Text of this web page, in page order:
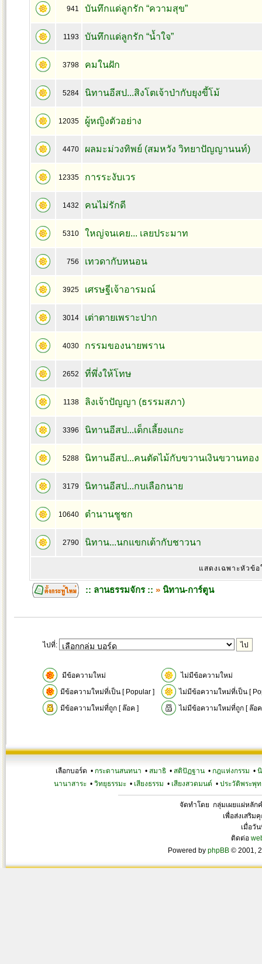
941 บันทึกแด่ลูกรัก “ความสุข”
1193 บันทึกแด่ลูกรัก “น้ำใจ”
3798 คมในฝัก
5284 นิทานอีสป...สิงโตเจ้าป่ากับยุงขี้โม้
12035 ผู้หญิงตัวอย่าง
4470 ผลมะม่วงทิพย์ (สมหวัง วิทยาปัญญานนท์)
12335 การระงับเวร
1432 คนไม่รักดี
5310 ใหญ่จนเคย... เลยประมาท
756 เทวดากับหนอน
3925 เศรษฐีเจ้าอารมณ์
3014 เต่าตายเพราะปาก
4030 กรรมของนายพราน
2652 ที่พึ่งให้โทษ
1138 ลิงเจ้าปัญญา (ธรรมสภา)
3396 นิทานอีสป...เด็กเลี้ยงแกะ
5288 นิทานอีสป...คนตัดไม้กับขวานเงินขวานทอง
3179 นิทานอีสป...กบเลือกนาย
10640 ตำนานชูชก
2790 นิทาน...นกแขกเต้ากับชาวนา
แสดงเฉพาะหัวข้อ
:: ลานธรรมจักร :: » นิทาน-การ์ตูน
ไปที่:
มีข้อความใหม่
ไม่มีข้อความใหม่
มีข้อความใหม่ที่เป็น [ Popular ]
ไม่มีข้อความใหม่ที่เป็น [
มีข้อความใหม่ที่ถูก [ ล๊อค ]
ไม่มีข้อความใหม่ที่ถูก [ ล๊อ
เลือกบอร์ด • กระดานสนทนา • สมาธิ • สติปัฏฐาน • กฎแห่งกรรม •
นานาสาระ• วิทยุธรรมะ• เสียงธรรม • เสียงสวดมนต์ • ประวัติพระพุท
จัดทำโดย กลุ่มเผยแผ่หลัก
เพื่อส่งเสริม
เมื่อวั
ติดต่อ
Powered by phpBB © 2001,